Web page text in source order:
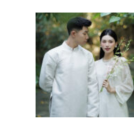
ảnh
couple
áo
dài
thành
phố